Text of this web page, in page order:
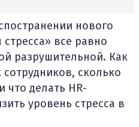
нового
все равно
разрушительной. Как
сколько
что делать HR-
уровень стресса в